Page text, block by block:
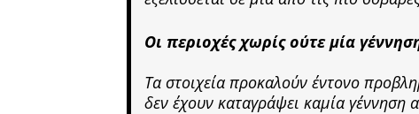
Οι περιοχές χωρίς ούτε μία
Τα στοιχεία προκαλούν έντονο
δεν έχουν καταγράψει καμία γέννηση